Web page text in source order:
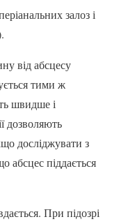
залоз і
від абсцесу
тими ж
швидше і
дозволяють
досліджувати з
абсцес піддається
При підозрі